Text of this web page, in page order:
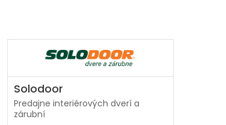
Solodoor
Predajne interiérových dverí a
zárubní